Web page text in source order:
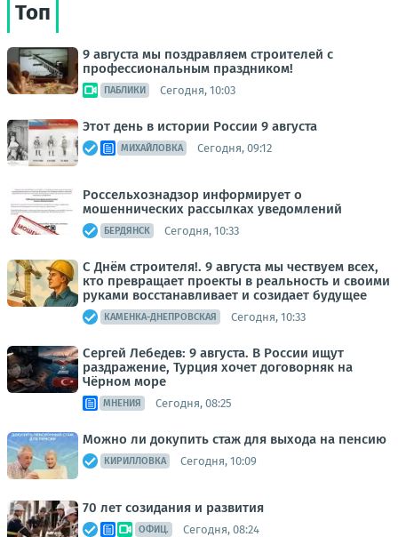
Топ
9 августа мы поздравляем строителей с
профессиональным праздником!
ПАБЛИКИ Сегодня, 10:03
Этот день в истории России 9 августа
МИХАЙЛОВКА Сегодня, 09:12
Россельхознадзор информирует о
мошеннических рассылках уведомлений
БЕРДЯНСК Сегодня, 10:33
С Днём строителя!. 9 августа мы чествуем всех,
кто превращает проекты в реальность и своими
руками восстанавливает и созидает будущее
КАМЕНКА-ДНЕПРОВСКАЯ Сегодня, 10:33
Сергей Лебедев: 9 августа. В России ищут
раздражение, Турция хочет договорняк на
Чёрном море
МНЕНИЯ Сегодня, 08:25
Можно ли докупить стаж для выхода на пенсию
КИРИЛЛОВКА Сегодня, 10:09
70 лет созидания и развития
ОФИЦ. Сегодня, 08:24